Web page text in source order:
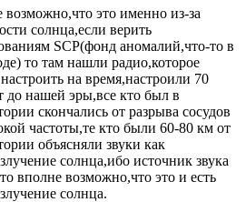
возможно,что это именно из-за
солнца,если верить
SCP(фонд аномалий,что-то в
то там нашли радио,которое
на время,настроили 70
до нашей эры,все кто был в
скончались от разрыва сосудов
частоты,те кто были 60-80 км от
объясняли звуки как
солнца,ибо источник звука
вполне возможно,что это и есть
солнца.